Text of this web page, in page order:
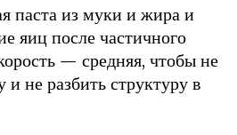
паста из муки и жира и
яиц после частичного
— средняя, чтобы не
и не разбить структуру в